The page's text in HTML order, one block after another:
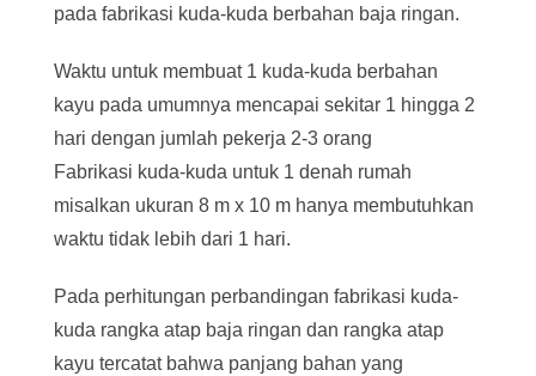
pada fabrikasi kuda-kuda berbahan baja ringan.
Waktu untuk membuat 1 kuda-kuda berbahan
kayu pada umumnya mencapai sekitar 1 hingga 2
hari dengan jumlah pekerja 2-3 orang
Fabrikasi kuda-kuda untuk 1 denah rumah
misalkan ukuran 8 m x 10 m hanya membutuhkan
waktu tidak lebih dari 1 hari.
Pada perhitungan perbandingan fabrikasi kuda-
kuda rangka atap baja ringan dan rangka atap
kayu tercatat bahwa panjang bahan yang